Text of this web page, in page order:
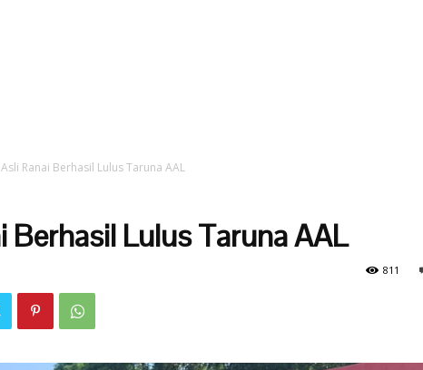
Ranai Berhasil Lulus Taruna AAL
Berhasil Lulus Taruna AAL
811